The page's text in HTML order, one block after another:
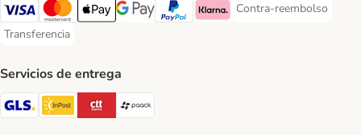
Visa Payment Method
Mastercard Payment Method
Apple Pay Payment Method
Google Pay Payment Method
PayPal Payment Method
Klarna Payment Method
Contra-reembolso
Contra-reembolso
Transferencia
Transferencia Payment Method
Servicios de entrega
GLS Shipping Method
InPost Shipping Method
CTTExpress Shipping Method
paack Shipping Method